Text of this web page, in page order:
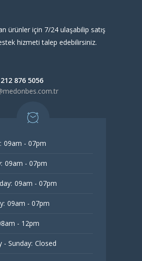
ürünler için 7/24 ulaşabilip satış
hizmeti talep edebilirsiniz.
876 5056
09am - 07pm
09am - 07pm
09am - 07pm
09am - 07pm
- 12pm
- Sunday: Closed